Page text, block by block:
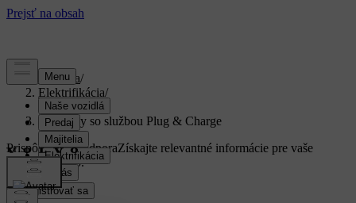
Podpora/
Elektrifikácia/
Nabíjanie/
Problémy so službou Plug & Charge
Prispôsobená podporaZískajte relevantné informácie pre vaše
konkrétne auto.
Zaregistrovať sa